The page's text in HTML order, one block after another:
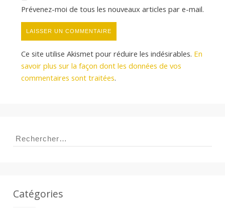
Prévenez-moi de tous les nouveaux articles par e-mail.
Ce site utilise Akismet pour réduire les indésirables. En
savoir plus sur la façon dont les données de vos
commentaires sont traitées.
Rechercher :
Catégories